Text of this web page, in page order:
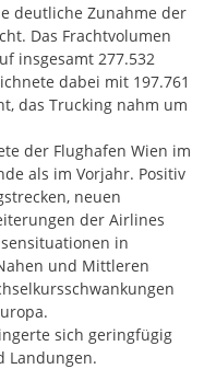
deutliche Zunahme der
Das Frachtvolumen
insgesamt 277.532
dabei mit 197.761
das Trucking nahm um
der Flughafen Wien im
als im Vorjahr. Positiv
neuen
der Airlines
in
und Mittleren
sich geringfügig
Landungen.